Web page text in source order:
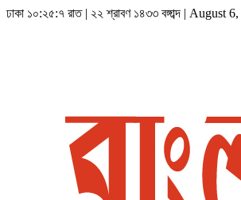
ঢাকা ১০:২৫:৭ রাত| ২২ শ্রাবণ ১৪৩৩ বঙ্গাব্দ | August